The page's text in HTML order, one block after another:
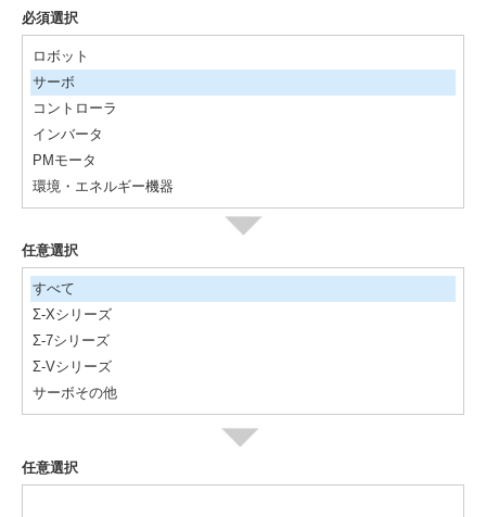
必須選択
ロボット
サーボ
コントローラ
インバータ
PMモータ
環境・エネルギー機器
任意選択
すべて
Σ-Xシリーズ
Σ-7シリーズ
Σ-Vシリーズ
サーボその他
任意選択